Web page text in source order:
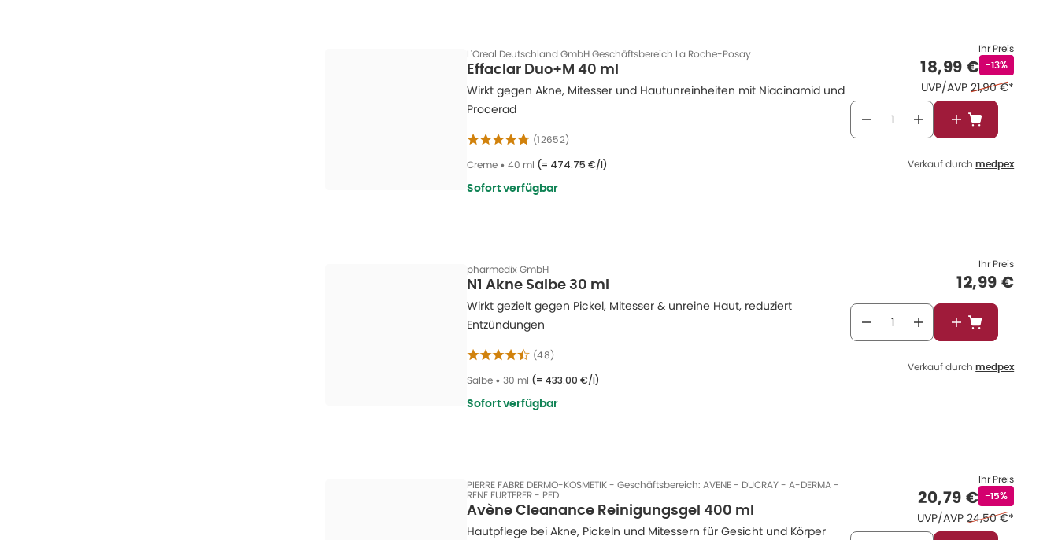
L'Oreal Deutschland GmbH Geschäftsbereich La Roche-Posay
Effaclar Duo+M 40 ml
Wirkt gegen Akne, Mitesser und Hautunreinheiten mit Niacinamid und
Procerad
(12652)
Creme • 40 ml (= 474.75 €/l)
Sofort verfügbar
Ihr Preis
Verkaufspreis
18,99 € -13%
UVP/AVP Ehemaliger
21,90 €*
In den
Verkauf durch medpex
pharmedix GmbH
N1 Akne Salbe 30 ml
Wirkt gezielt gegen Pickel, Mitesser & unreine Haut, reduziert
Entzündungen
(48)
Salbe • 30 ml (= 433.00 €/l)
Sofort verfügbar
Ihr Preis
12,99 €
In den
Verkauf durch medpex
PIERRE FABRE DERMO-KOSMETIK - Geschäftsbereich: AVENE - DUCRAY - A-DERMA -
RENE FURTERER - PFD
Avène Cleanance Reinigungsgel 400 ml
Hautpflege bei Akne, Pickeln und Mitessern für Gesicht und Körper
Ihr Preis
Verkaufspreis
20,79 €Rabattstempel
-15%
UVP/AVP Ehemaliger Preis
24,50 €*